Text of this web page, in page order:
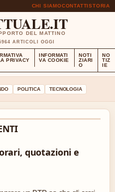
CHI SIAMOCONTATTISTORIA
DEL MATTINO
64 ARTICOLI OGGI
PRIVACY
INFORMATI
VA COOKIE
NOTI
ZIARI
O
NO
TIZ
IE
POLITICA TECNOLOGIA
quotazioni e